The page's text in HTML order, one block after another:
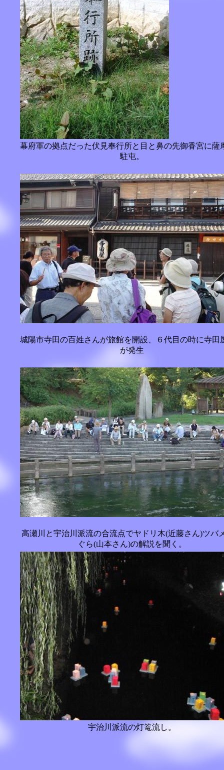
幕府軍の拠点だった伏見奉行所と目と鼻の先御香宮に薩
駐屯。
城陽市寺田の百姓さんが旅館を開設、６代目の時に寺田
が発生
高瀬川と宇治川派流の合流点でヤドリ木(近藤さん)ツバ
ぐら(山本さん)の解説を聞く。
宇治川派流の灯篭流し。